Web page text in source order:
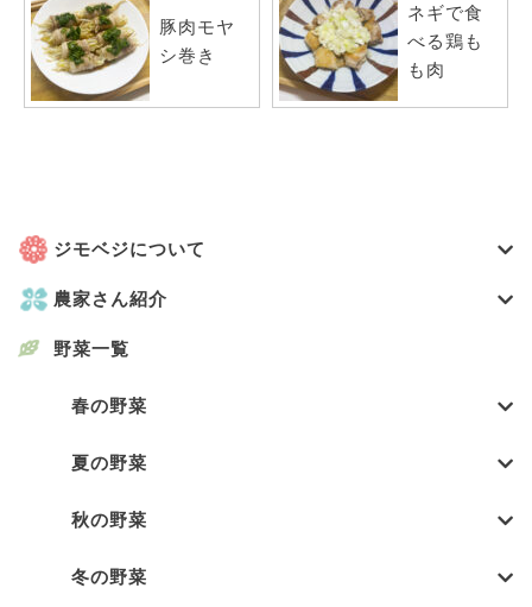
豚肉モヤ
シ巻き
ネギで食
べる鶏も
も肉
ジモベジについて
農家さん紹介
野菜一覧
春の野菜
夏の野菜
秋の野菜
冬の野菜